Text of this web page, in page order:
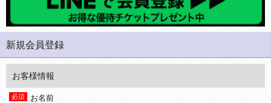
新規会員登録
お客様情報
お名前